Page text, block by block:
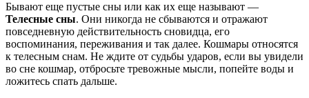
Бывают еще пустые сны или как их еще называют —
Телесные сны. Они никогда не сбываются и отражают
повседневную действительность сновидца, его
воспоминания, переживания и так далее. Кошмары относятся
к телесным снам. Не ждите от судьбы ударов, если вы увидели
во сне кошмар, отбросьте тревожные мысли, попейте воды и
ложитесь спать дальше.